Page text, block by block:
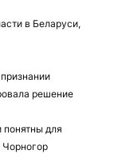
в Беларуси,
решение
понятны для
Чорногор